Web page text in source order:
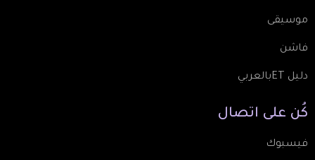
موسيقى
فاشن
دليل ETبالعربي
كُن على اتصال
فيسبوك